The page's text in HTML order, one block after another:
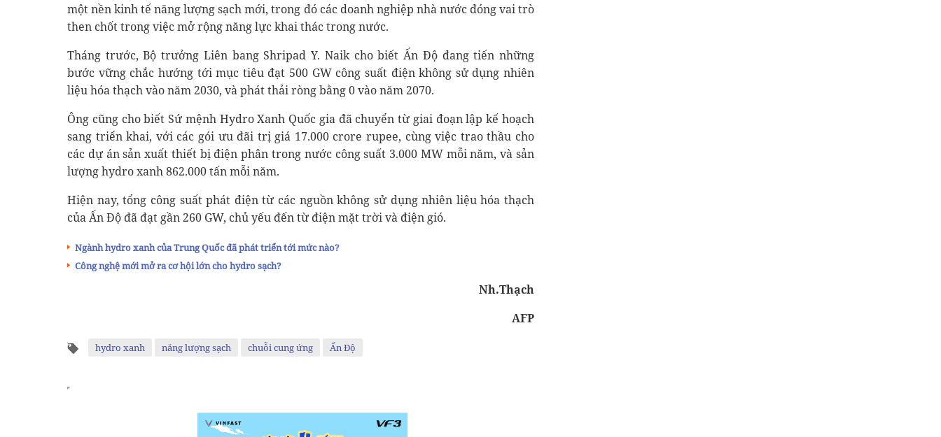
một nền kinh tế năng lượng sạch mới, trong đó các doanh nghiệp nhà nước đóng vai trò
then chốt trong việc mở rộng năng lực khai thác trong nước.
Tháng trước, Bộ trưởng Liên bang Shripad Y. Naik cho biết Ấn Độ đang tiến những
bước vững chắc hướng tới mục tiêu đạt 500 GW công suất điện không sử dụng nhiên
liệu hóa thạch vào năm 2030, và phát thải ròng bằng 0 vào năm 2070.
Ông cũng cho biết Sứ mệnh Hydro Xanh Quốc gia đã chuyển từ giai đoạn lập kế hoạch
sang triển khai, với các gói ưu đãi trị giá 17.000 crore rupee, cùng việc trao thầu cho
các dự án sản xuất thiết bị điện phân trong nước công suất 3.000 MW mỗi năm, và sản
lượng hydro xanh 862.000 tấn mỗi năm.
Hiện nay, tổng công suất phát điện từ các nguồn không sử dụng nhiên liệu hóa thạch
của Ấn Độ đã đạt gần 260 GW, chủ yếu đến từ điện mặt trời và điện gió.
Ngành hydro xanh của Trung Quốc đã phát triển tới mức nào?
Công nghệ mới mở ra cơ hội lớn cho hydro sạch?
Nh.Thạch
AFP
hydro xanh năng lượng sạch chuỗi cung ứng Ấn Độ